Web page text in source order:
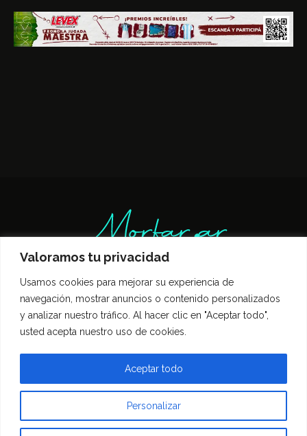
Valoramos tu privacidad
Usamos cookies para mejorar su experiencia de
navegación, mostrar anuncios o contenido personalizados
y analizar nuestro tráfico. Al hacer clic en "Aceptar todo",
usted acepta nuestro uso de cookies.
Personalizar
Aceptar todo
Inicio Entrevistas
Guía Gastronómica
Contacto
Todos los derechos reservados Morfar.ar